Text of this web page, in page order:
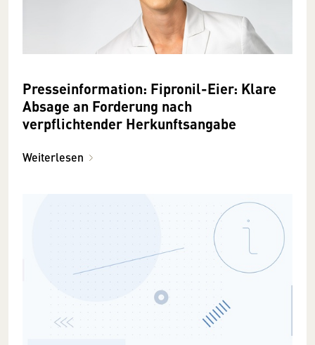
Presseinformation: Fipronil-Eier: Klare
Absage an Forderung nach
verpflichtender Herkunftsangabe
Weiterlesen